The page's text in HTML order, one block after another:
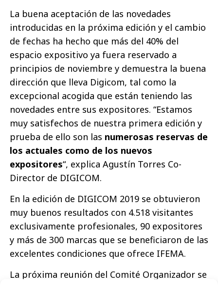
La buena aceptación de las novedades
introducidas en la próxima edición y el cambio
de fechas ha hecho que más del 40% del
espacio expositivo ya fuera reservado a
principios de noviembre y demuestra la buena
dirección que lleva Digicom, tal como la
excepcional acogida que están teniendo las
novedades entre sus expositores. “Estamos
muy satisfechos de nuestra primera edición y
prueba de ello son las numerosas reservas de
los actuales como de los nuevos
expositores“, explica Agustín Torres Co-
Director de DIGICOM.
En la edición de DIGICOM 2019 se obtuvieron
muy buenos resultados con 4.518 visitantes
exclusivamente profesionales, 90 expositores
y más de 300 marcas que se beneficiaron de las
excelentes condiciones que ofrece IFEMA.
La próxima reunión del Comité Organizador se